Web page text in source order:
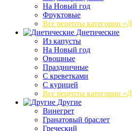
На Новый год
Фруктовые
Все рецепты категории
Диетические
Из капусты
На Новый год
Овощные
Праздничные
С креветками
С курицей
Все рецепты категории
Другие
Винегрет
Гранатовый браслет
Греческий